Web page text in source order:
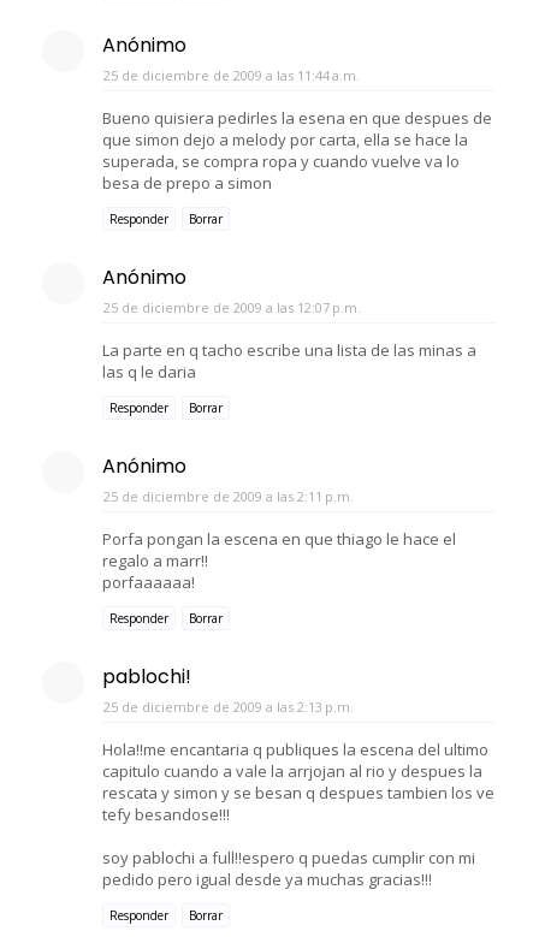
Anónimo
25 de diciembre de 2009 a las 11:44 a.m.
Bueno quisiera pedirles la esena en que despues de
que simon dejo a melody por carta, ella se hace la
superada, se compra ropa y cuando vuelve va lo
besa de prepo a simon
Responder Borrar
Anónimo
25 de diciembre de 2009 a las 12:07 p.m.
La parte en q tacho escribe una lista de las minas a
las q le daria
Responder Borrar
Anónimo
25 de diciembre de 2009 a las 2:11 p.m.
Porfa pongan la escena en que thiago le hace el
regalo a marr!!
porfaaaaaa!
Responder Borrar
pablochi!
25 de diciembre de 2009 a las 2:13 p.m.
Hola!!me encantaria q publiques la escena del ultimo
capitulo cuando a vale la arrjojan al rio y despues la
rescata y simon y se besan q despues tambien los ve
tefy besandose!!!
soy pablochi a full!!espero q puedas cumplir con mi
pedido pero igual desde ya muchas gracias!!!
Responder Borrar